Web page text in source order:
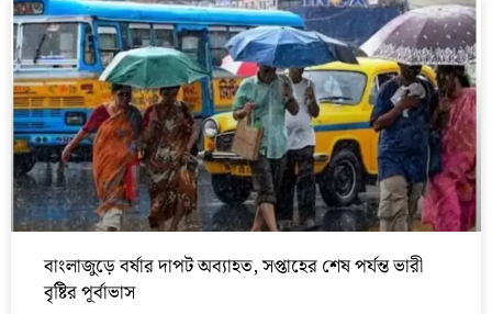
বাংলাজুড়ে বর্ষার দাপট অব্যাহত, সপ্তাহের শেষ পর্যন্ত ভারী
বৃষ্টির পূর্বাভাস